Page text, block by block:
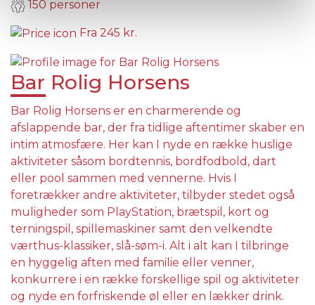
150 personer
Fra 245 kr.
Bar Rolig Horsens
Bar Rolig Horsens er en charmerende og
afslappende bar, der fra tidlige aftentimer skaber en
intim atmosfære. Her kan I nyde en række huslige
aktiviteter såsom bordtennis, bordfodbold, dart
eller pool sammen med vennerne. Hvis I
foretrækker andre aktiviteter, tilbyder stedet også
muligheder som PlayStation, brætspil, kort og
terningspil, spillemaskiner samt den velkendte
værthus-klassiker, slå-søm-i. Alt i alt kan I tilbringe
en hyggelig aften med familie eller venner,
konkurrere i en række forskellige spil og aktiviteter
og nyde en forfriskende øl eller en lækker drink.